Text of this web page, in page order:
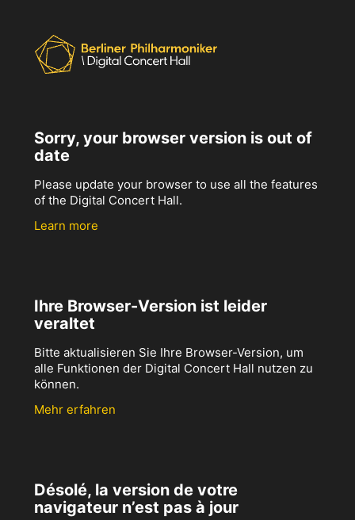
Sorry, your browser version is out of
date
Please update your browser to use all the features
of the Digital Concert Hall.
Learn more
Ihre Browser-Version ist leider
veraltet
Bitte aktualisieren Sie Ihre Browser-Version, um
alle Funktionen der Digital Concert Hall nutzen zu
können.
Mehr erfahren
Désolé, la version de votre
navigateur n’est pas à jour